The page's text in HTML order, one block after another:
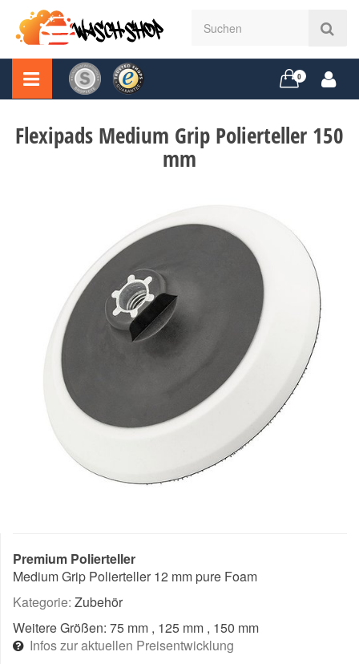
0
Flexipads Medium Grip Polierteller 150
mm
Premium Polierteller
Medium Grip Polierteller 12 mm pure Foam
Kategorie: Zubehör
Weitere Größen: 75 mm , 125 mm , 150 mm
Infos zur aktuellen Preisentwicklung